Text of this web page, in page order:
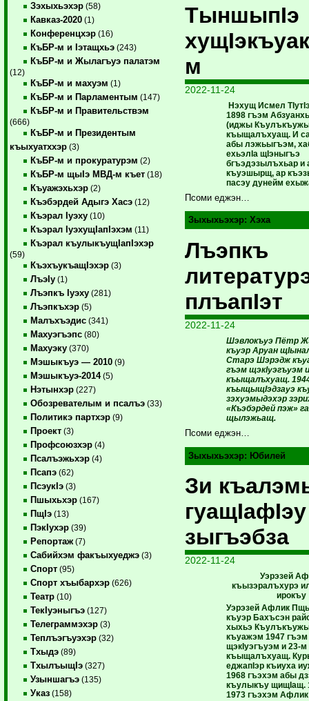
Зэхыхьэхэр (58)
Кавказ-2020 (1)
Конференцхэр (16)
КъБР-м и Iэтащхьэ (243)
КъБР-м и Жылагъуэ палатэм
(12)
КъБР-м и махуэм (1)
КъБР-м и Парламентым (147)
КъБР-м и Правительствэм
(666)
КъБР-м и Президентым
къыхуатххэр (3)
КъБР-м и прокуратурэм (2)
КъБР-м щыIэ МВД-м къет (18)
Къуажэхьхэр (2)
Къэбэрдей Адыгэ Хасэ (12)
Къэрал Iуэху (10)
Къэрал IуэхущIапIэхэм (11)
Къэрал къулыкъущIапIэхэр
(59)
КъэхъукъащIэхэр (3)
ЛъэIу (1)
Лъэпкъ Iуэху (281)
Лъэпкъхэр (5)
Малъхъэдис (341)
Махуэгъэпс (80)
Махуэку (370)
Мэшыкъуэ — 2010 (9)
Мэшыкъуэ-2014(5)
Нэтынхэр (227)
Обозревателым и псалъэ (33)
Политикэ партхэр (9)
Проект (3)
Профсоюзхэр (4)
Псалъэжьхэр (4)
Псапэ (62)
ПсэукIэ (3)
Пшыхьхэр (167)
ПщIэ (13)
ПэкIухэр (39)
Репортаж (7)
Сабийхэм факъыхуеджэ (3)
Спорт (95)
Спорт хъыбархэр (626)
Театр (10)
ТекIуэныгъэ (127)
Телеграммэхэр (3)
Теплъэгъуэхэр (32)
Тхыдэ (89)
ТхылъыщIэ (327)
Узыншагъэ (135)
Указ (158)
ТыншыпIэ
м
2022-11-24
Нэхущ Исмел
1898 гъэм
(иджы
къыщалъхуащ. И
абы лэжьыгъэм,
ехьэлIа щIэныгъэ
бгъэдэзылъхьар и
къуэшырщ, ар
пасэу дунейм
Псоми еджэн…
Зыхыхьэхэр: Хэха
Лъэпкъ
плъапIэт
2022-11-24
Шэвлокъуэ Пётр
къуэр Аруан
Старэ Шэрэдж
гъэм щэкIуэгъуэм
къыщалъхуащ.
къыщыщIэдзауэ
зэхуэмыдэхэр
«Къэбэрдей пэж»
щылэжьащ.
Псоми еджэн…
Зыхыхьэхэр: Юбилей
Зи
гуащIафIэу
зыгъэбза
2022-11-24
Уэрэзей
къызэралъхурэ
ирокъу
Уэрэзей Афлик
къуэр Бахъсэн
хыхьэ
къуажэм 1947 гъэм
щэкIуэгъуэм и 23-м
къыщалъхуащ.
еджапIэр къиуха
1968 гъэхэм абы
къулыкъу щищIащ.
1973 гъэхэм